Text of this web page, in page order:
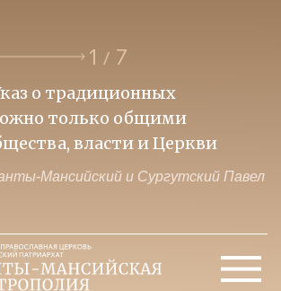
1 / 7
о традиционных
только общими
власти и Церкви
Мансийский и Сургутский Павел